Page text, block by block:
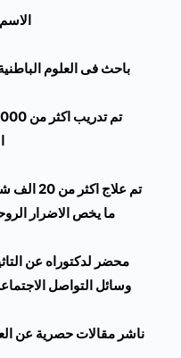
باحث فى العلوم الباطنية
تم
ما يخص الاضرار
محضر لدكتوراه عن
وسائل التواصل
ناشر مقالات حصرية عن